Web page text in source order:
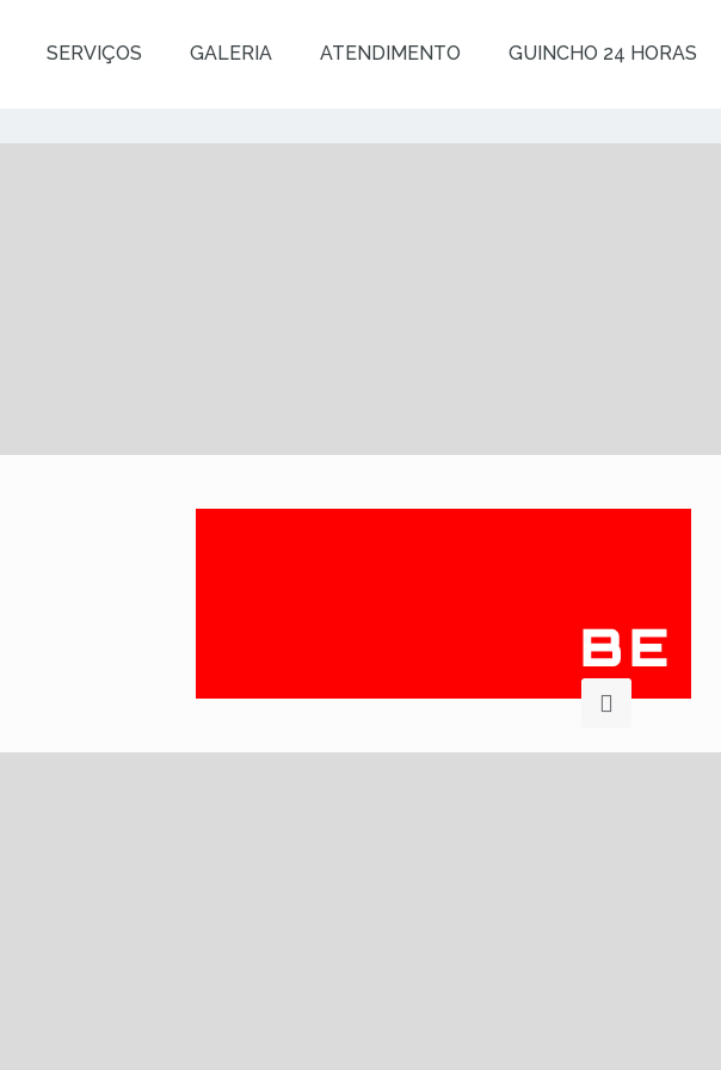
SERVIÇOS GALERIA ATENDIMENTO GUINCHO 24 HORAS